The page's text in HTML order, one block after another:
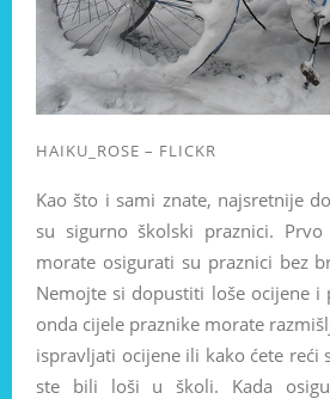
HAIKU_ROSE – FLICKR
Kao što i sami znate, najsretnije
su sigurno školski praznici.
morate osigurati su praznici bez
Nemojte si dopustiti loše ocijene i
onda cijele praznike morate
ispravljati ocijene ili kako ćete reći
ste bili loši u školi. Kada